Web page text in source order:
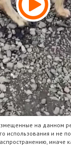
на данном
использования и не
иначе